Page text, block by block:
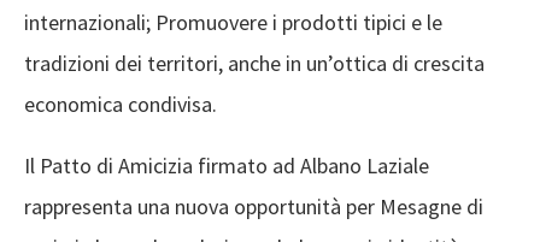
internazionali; Promuovere i prodotti tipici e le
tradizioni dei territori, anche in un’ottica di crescita
economica condivisa.
Il Patto di Amicizia firmato ad Albano Laziale
rappresenta una nuova opportunità per Mesagne di